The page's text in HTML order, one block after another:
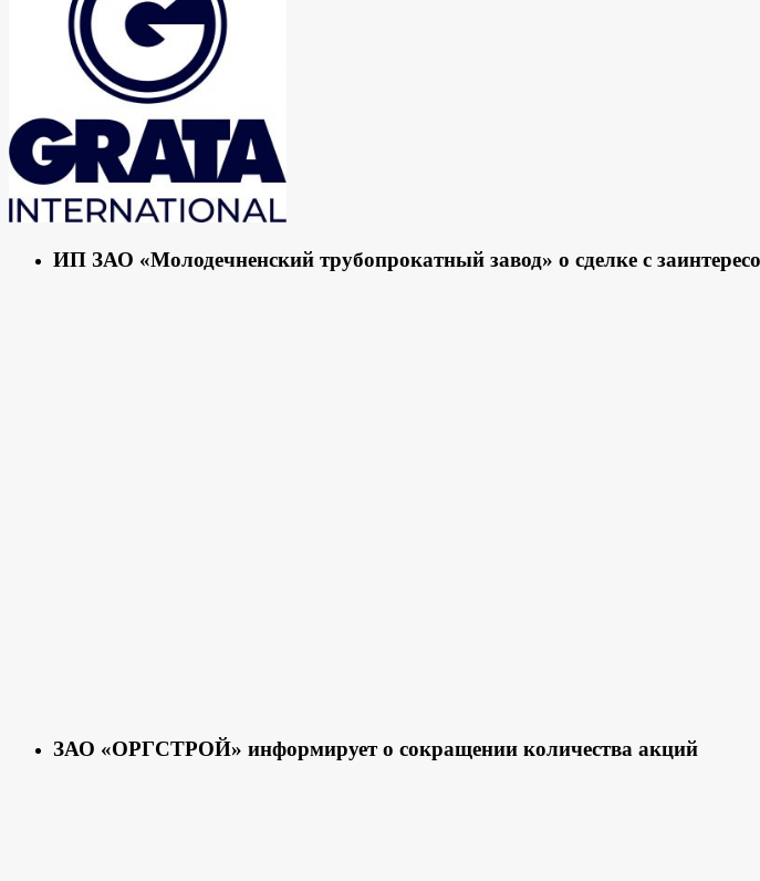
ИП ЗАО «Молодечненский трубопрокатный завод» о сделке с
ЗАО «ОРГСТРОЙ» информирует о сокращении количества акций